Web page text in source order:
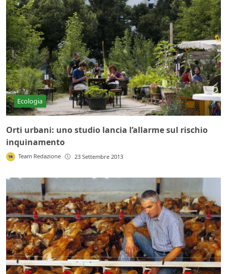
Ecologia
Orti urbani: uno studio lancia l’allarme sul rischio
inquinamento
Team Redazione 23 Settembre 2013